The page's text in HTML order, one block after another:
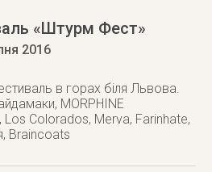
«Штурм Фест»
2016
в горах біля Львова.
MORPHINE
Los Colorados, Merva, Farinhate,
Braincoats